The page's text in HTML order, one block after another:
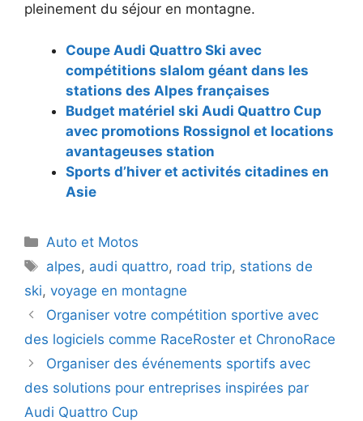
pleinement du séjour en montagne.
Coupe Audi Quattro Ski avec
compétitions slalom géant dans les
stations des Alpes françaises
Budget matériel ski Audi Quattro Cup
avec promotions Rossignol et locations
avantageuses station
Sports d’hiver et activités citadines en
Asie
Catégories
Auto et Motos
Étiquettes
alpes, audi quattro, road trip, stations de
ski, voyage en montagne
Navigation
des
articles
Organiser votre compétition sportive avec
des logiciels comme RaceRoster et ChronoRace
Organiser des événements sportifs avec
des solutions pour entreprises inspirées par
Audi Quattro Cup